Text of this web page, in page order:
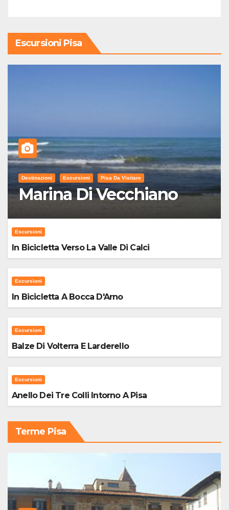
Escursioni Pisa
Destinazioni Escursioni Pisa Da Visitare
Marina Di Vecchiano
Escursioni
In Bicicletta Verso La Valle Di Calci
Escursioni
In Bicicletta A Bocca D'Arno
Escursioni
Balze Di Volterra E Larderello
Escursioni
Anello Dei Tre Colli Intorno A Pisa
Terme Pisa